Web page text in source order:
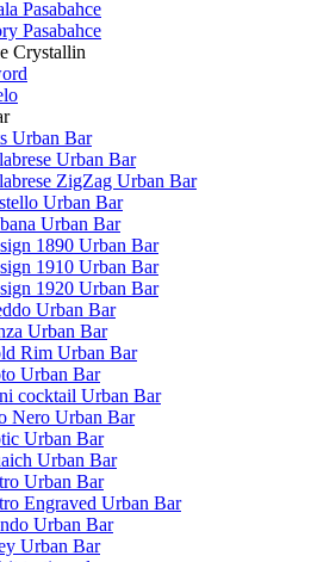
Pasabahce
Pasabahce
Crystallin
Urban Bar
Urban Bar
ZigZag Urban Bar
Urban Bar
Urban Bar
1890 Urban Bar
1910 Urban Bar
1920 Urban Bar
Urban Bar
Urban Bar
Rim Urban Bar
Urban Bar
cocktail Urban Bar
Nero Urban Bar
Urban Bar
Urban Bar
Urban Bar
Engraved Urban Bar
Urban Bar
Urban Bar